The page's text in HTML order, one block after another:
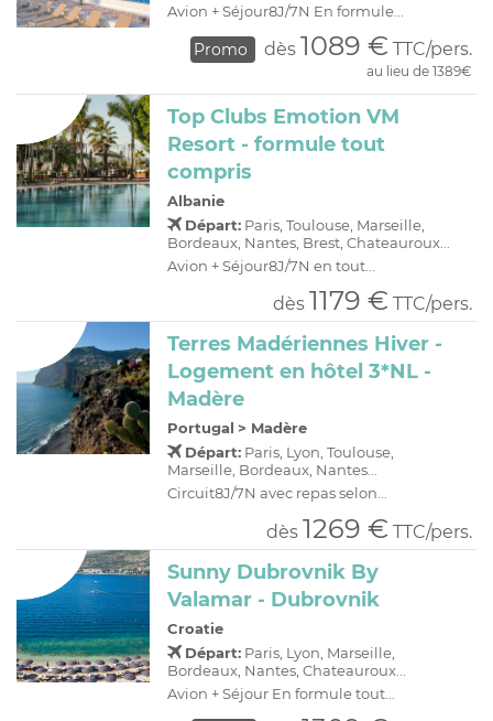
Avion + Séjour8J/7N En formule...
Promo dès 1089 € TTC/pers.
au lieu de 1389€
Top Clubs Emotion VM
Resort - formule tout
compris
Albanie
Départ: Paris, Toulouse, Marseille,
Bordeaux, Nantes, Brest, Chateauroux...
Avion + Séjour8J/7N en tout...
dès 1179 € TTC/pers.
Terres Madériennes Hiver -
Logement en hôtel 3*NL -
Madère
Portugal > Madère
Départ: Paris, Lyon, Toulouse,
Marseille, Bordeaux, Nantes...
Circuit8J/7N avec repas selon...
dès 1269 € TTC/pers.
Sunny Dubrovnik By
Valamar - Dubrovnik
Croatie
Départ: Paris, Lyon, Marseille,
Bordeaux, Nantes, Chateauroux...
Avion + Séjour En formule tout...